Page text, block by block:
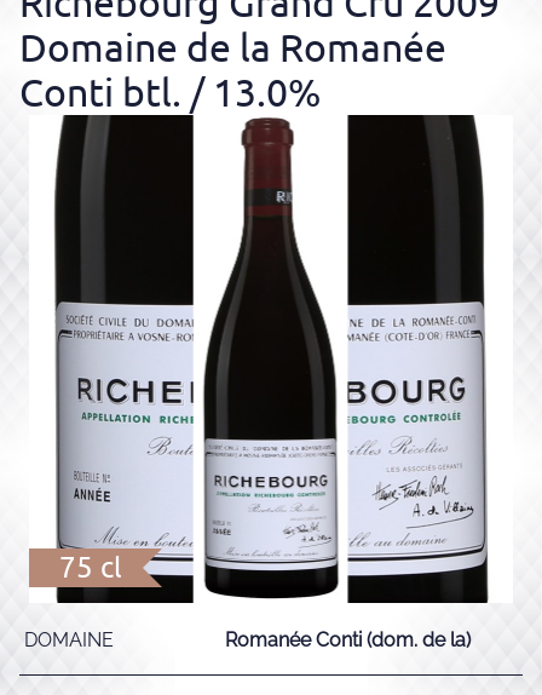
Domaine de la Romanée
Conti btl. / 13.0%
75 cl
DOMAINE Romanée Conti (dom. de la)